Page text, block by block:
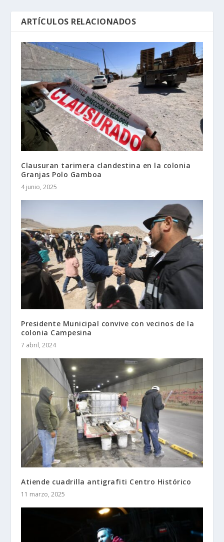
ARTÍCULOS RELACIONADOS
Clausuran tarimera clandestina en la colonia
Granjas Polo Gamboa
4 junio, 2025
Presidente Municipal convive con vecinos de la
colonia Campesina
7 abril, 2024
Atiende cuadrilla antigrafiti Centro Histórico
11 marzo, 2025